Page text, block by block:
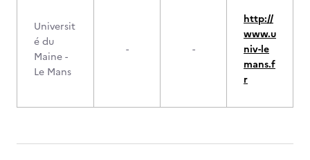
Universit
é du
Maine -
Le Mans
- -
http://
www.u
niv-le
mans.f
r